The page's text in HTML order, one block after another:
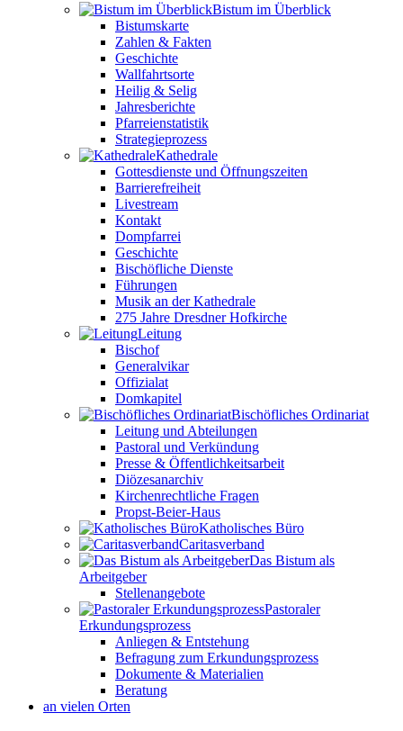
Bistum im Überblick
Bistumskarte
Zahlen & Fakten
Geschichte
Wallfahrtsorte
Heilig & Selig
Jahresberichte
Pfarreienstatistik
Strategieprozess
Kathedrale
Gottesdienste und Öffnungszeiten
Barrierefreiheit
Livestream
Kontakt
Dompfarrei
Geschichte
Bischöfliche Dienste
Führungen
Musik an der Kathedrale
275 Jahre Dresdner Hofkirche
Leitung
Bischof
Generalvikar
Offizialat
Domkapitel
Bischöfliches Ordinariat
Leitung und Abteilungen
Pastoral und Verkündung
Presse & Öffentlichkeitsarbeit
Diözesanarchiv
Kirchenrechtliche Fragen
Propst-Beier-Haus
Katholisches Büro
Caritasverband
Das Bistum als
Arbeitgeber
Stellenangebote
Pastoraler
Erkundungsprozess
Anliegen & Entstehung
Befragung zum Erkundungsprozess
Dokumente & Materialien
Beratung
an vielen Orten